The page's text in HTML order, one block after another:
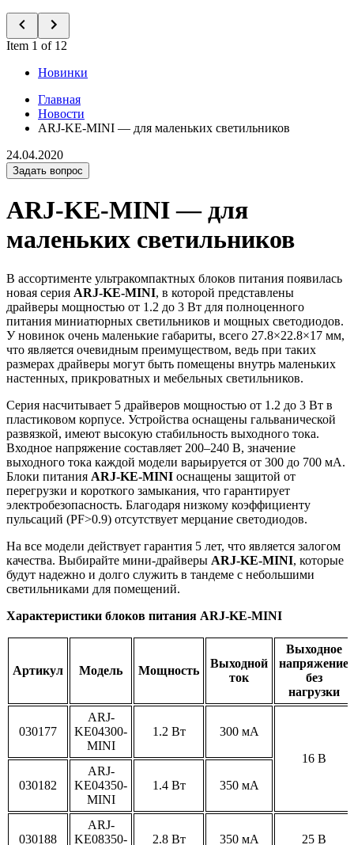
Item 1 of 12
Новинки
Главная
Новости
ARJ-KE-MINI — для маленьких светильников
24.04.2020
Задать вопрос
ARJ-KE-MINI — для
маленьких светильников
В ассортименте ультракомпактных блоков питания появилась
новая серия ARJ-KE-MINI, в которой представлены
драйверы мощностью от 1.2 до 3 Вт для полноценного
питания миниатюрных светильников и мощных светодиодов.
У новинок очень маленькие габариты, всего 27.8×22.8×17 мм,
что является очевидным преимуществом, ведь при таких
размерах драйверы могут быть помещены внутрь маленьких
настенных, прикроватных и мебельных светильников.
Серия насчитывает 5 драйверов мощностью от 1.2 до 3 Вт в
пластиковом корпусе. Устройства оснащены гальванической
развязкой, имеют высокую стабильность выходного тока.
Входное напряжение составляет 200–240 В, значение
выходного тока каждой модели варьируется от 300 до 700 мА.
Блоки питания ARJ-KE-MINI оснащены защитой от
перегрузки и короткого замыкания, что гарантирует
электробезопасность. Благодаря низкому коэффициенту
пульсаций (PF>0.9) отсутствует мерцание светодиодов.
На все модели действует гарантия 5 лет, что является залогом
качества. Выбирайте мини-драйверы ARJ-KE-MINI, которые
будут надежно и долго служить в тандеме с небольшими
светильниками для помещений.
Характеристики блоков питания ARJ-KE-MINI
Артикул Модель Мощность
Выходной
ток
Выходное
напряжение
без
нагрузки
030177
ARJ-
KE04300-
MINI
1.2 Вт
300 мА
16 В
030182
ARJ-
KE04350-
MINI
1.4 Вт 350 мА
030188
ARJ-
KE08350-
2.8 Вт 350 мА 25 В